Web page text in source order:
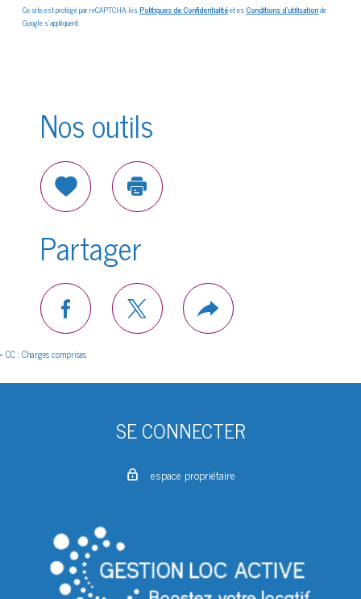
Ce site est protégé par reCAPTCHA, lesPolitiques de Confidentialitéet esConditions d'utilisationde
Google s'appliquent.
Nos outils
SélectionnerImprimer
Partager
facebooktwitter Plus
de
* CC : Charges comprises
SE CONNECTER
espace propriétaire